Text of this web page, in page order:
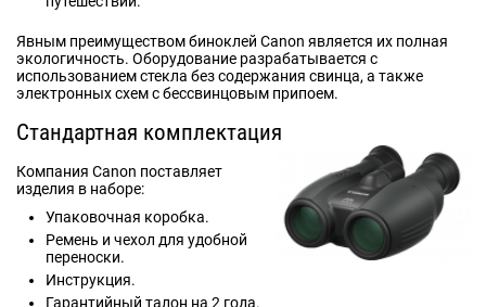
Явным преимуществом биноклей Canon является их полная
экологичность. Оборудование разрабатывается с
использованием стекла без содержания свинца, а также
электронных схем с бессвинцовым припоем.
Стандартная комплектация
Компания Canon поставляет
изделия в наборе:
Упаковочная коробка.
Ремень и чехол для удобной
переноски.
Инструкция.
Гарантийный талон на 2 года.